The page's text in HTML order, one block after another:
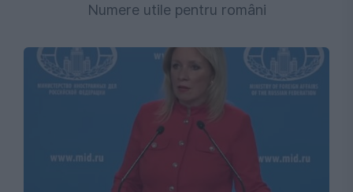
Numere utile pentru români